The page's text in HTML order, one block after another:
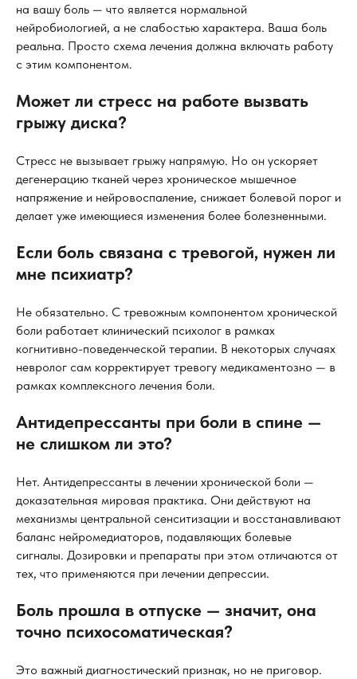
на вашу боль — что является нормальной
нейробиологией, а не слабостью характера. Ваша боль
реальна. Просто схема лечения должна включать работу
с этим компонентом.
Может ли стресс на работе вызвать
грыжу диска?
Стресс не вызывает грыжу напрямую. Но он ускоряет
дегенерацию тканей через хроническое мышечное
напряжение и нейровоспаление, снижает болевой порог и
делает уже имеющиеся изменения более болезненными.
Если боль связана с тревогой, нужен ли
мне психиатр?
Не обязательно. С тревожным компонентом хронической
боли работает клинический психолог в рамках
когнитивно-поведенческой терапии. В некоторых случаях
невролог сам корректирует тревогу медикаментозно — в
рамках комплексного лечения боли.
Антидепрессанты при боли в спине —
не слишком ли это?
Нет. Антидепрессанты в лечении хронической боли —
доказательная мировая практика. Они действуют на
механизмы центральной сенситизации и восстанавливают
баланс нейромедиаторов, подавляющих болевые
сигналы. Дозировки и препараты при этом отличаются от
тех, что применяются при лечении депрессии.
Боль прошла в отпуске — значит, она
точно психосоматическая?
Это важный диагностический признак, но не приговор.